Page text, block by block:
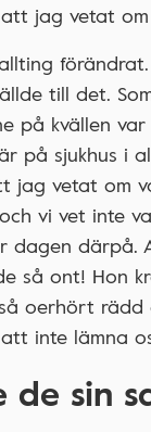
jag vetat
till det.
på kvällen
på sjukhus i
jag vetat om
vi vet inte
dagen därpå.
så ont! Hon
oerhört
inte lämna
de sin